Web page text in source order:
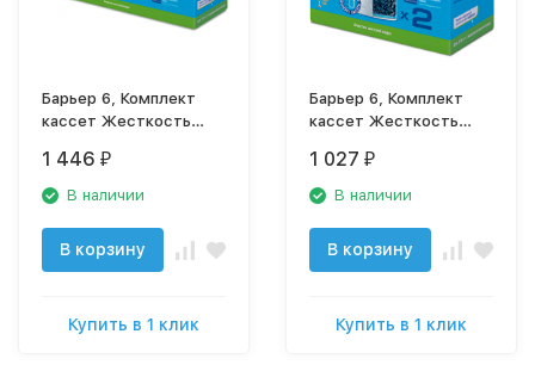
Барьер 6, Комплект
кассет Жесткость
1 446 ₽
В наличии
В корзину
Купить в 1 клик
Барьер 6, Комплект
кассет Жесткость
1 027 ₽
В наличии
В корзину
Купить в 1 клик